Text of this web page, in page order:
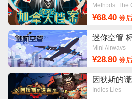
Methods: The
¥68.40券后
迷你空管
Mini Airways
¥28.80券后
因狄斯的
Indies Lies